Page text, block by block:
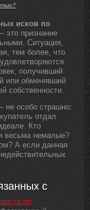
исков по
это признание
Ситуация,
тем более, что
получивший
или обменявший
собственности.
не особо страшно:
отдал
Кто
весьма немалые?
А если данная
с
по